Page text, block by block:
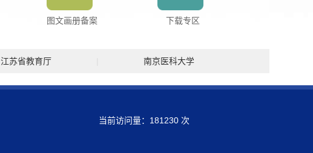
图文画册备案 下载专区
江苏省教育厅 南京医科大学
当前访问量： 181230 次